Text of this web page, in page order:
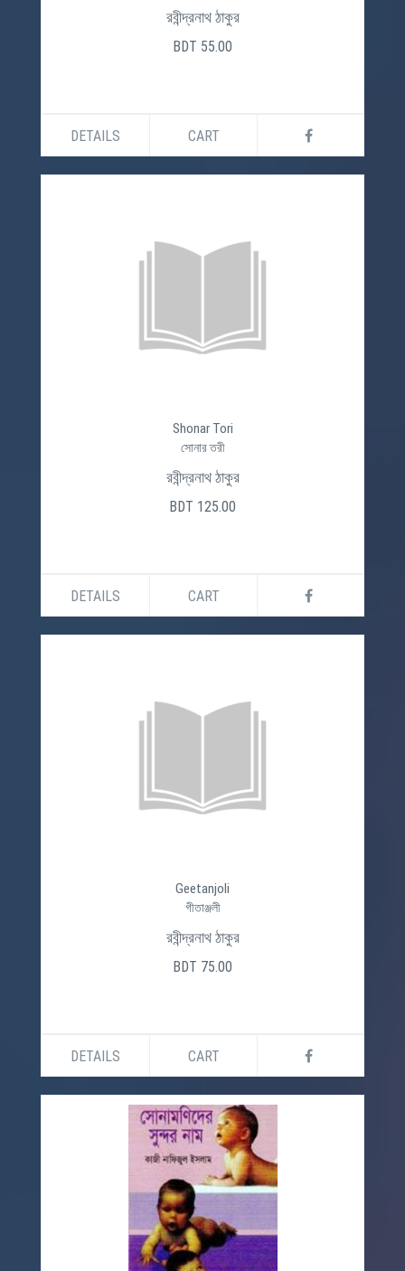
রবীন্দ্রনাথ ঠাকুর
BDT 55.00
DETAILS CART
Shonar Tori
সোনার তরী
রবীন্দ্রনাথ ঠাকুর
BDT 125.00
DETAILS CART
Geetanjoli
গীতাঞ্জলী
রবীন্দ্রনাথ ঠাকুর
BDT 75.00
DETAILS CART